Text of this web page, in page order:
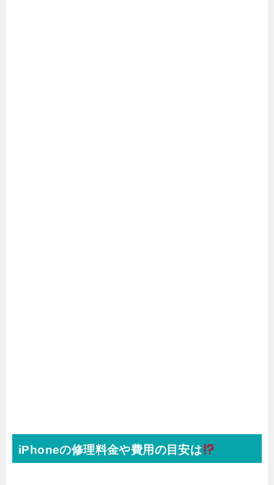
iPhoneの修理料金や費用の目安は